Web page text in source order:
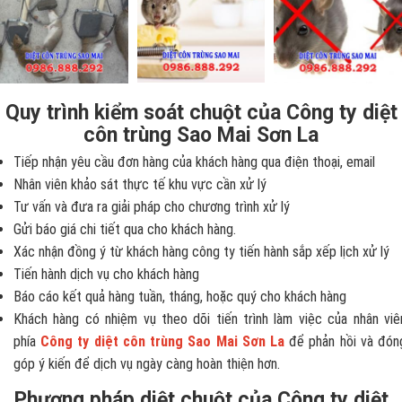
Quy trình kiểm soát chuột của Công ty diệt
côn trùng Sao Mai Sơn La
Tiếp nhận yêu cầu đơn hàng của khách hàng qua điện thoại, email
Nhân viên khảo sát thực tế khu vực cần xử lý
Tư vấn và đưa ra giải pháp cho chương trình xử lý
Gửi báo giá chi tiết qua cho khách hàng.
Xác nhận đồng ý từ khách hàng công ty tiến hành sắp xếp lịch xử lý
Tiến hành dịch vụ cho khách hàng
Báo cáo kết quả hàng tuần, tháng, hoặc quý cho khách hàng
Khách hàng có nhiệm vụ theo dõi tiến trình làm việc của nhân
phía Công ty diệt côn trùng Sao Mai Sơn La để phản hồi và
góp ý kiến để dịch vụ ngày càng hoàn thiện hơn.